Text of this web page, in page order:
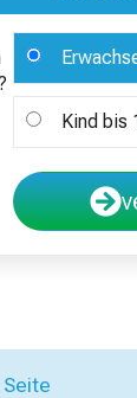
Kind bis